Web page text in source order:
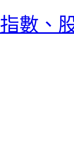
指數、